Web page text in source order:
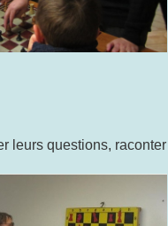
leurs questions, raconter